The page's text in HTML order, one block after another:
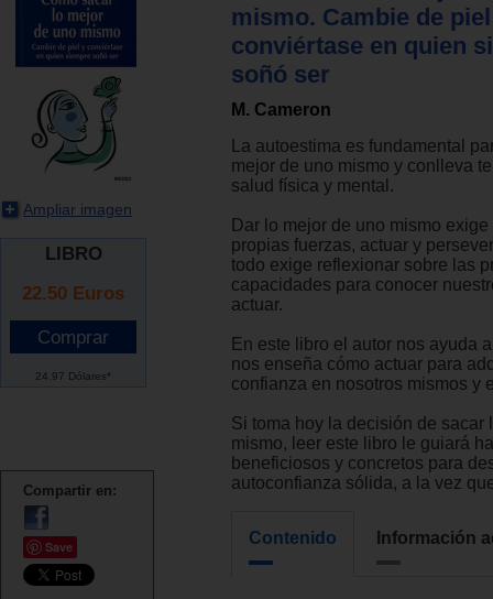
Ampliar imagen
LIBRO
22.50 Euros
24.97 Dólares*
Compartir en:
Save
mismo. Cambie de
conviértase en quien
soñó ser
M. Cameron
La autoestima es fundamental
mejor de uno mismo y conlleva
salud física y mental.
Dar lo mejor de uno mismo
propias fuerzas, actuar y
todo exige reflexionar sobre las
capacidades para conocer
actuar.
En este libro el autor nos ayuda
nos enseña cómo actuar para
confianza en nosotros mismos y
Si toma hoy la decisión de sacar
mismo, leer este libro le guiará
beneficiosos y concretos para
autoconfianza sólida, a la vez
Contenido Información